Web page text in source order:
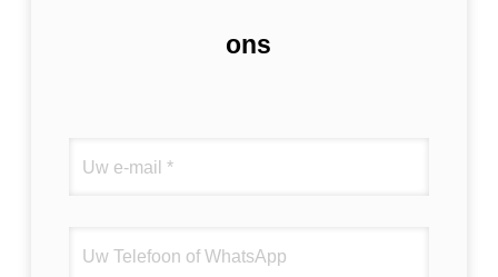
ons